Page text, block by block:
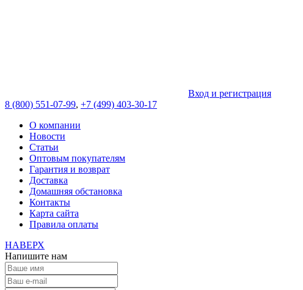
Вход и регистрация
8 (800) 551-07-99, +7 (499) 403-30-17
О компании
Новости
Статьи
Оптовым покупателям
Гарантия и возврат
Доставка
Домашняя обстановка
Контакты
Карта сайта
Правила оплаты
НАВЕРХ
Напишите нам